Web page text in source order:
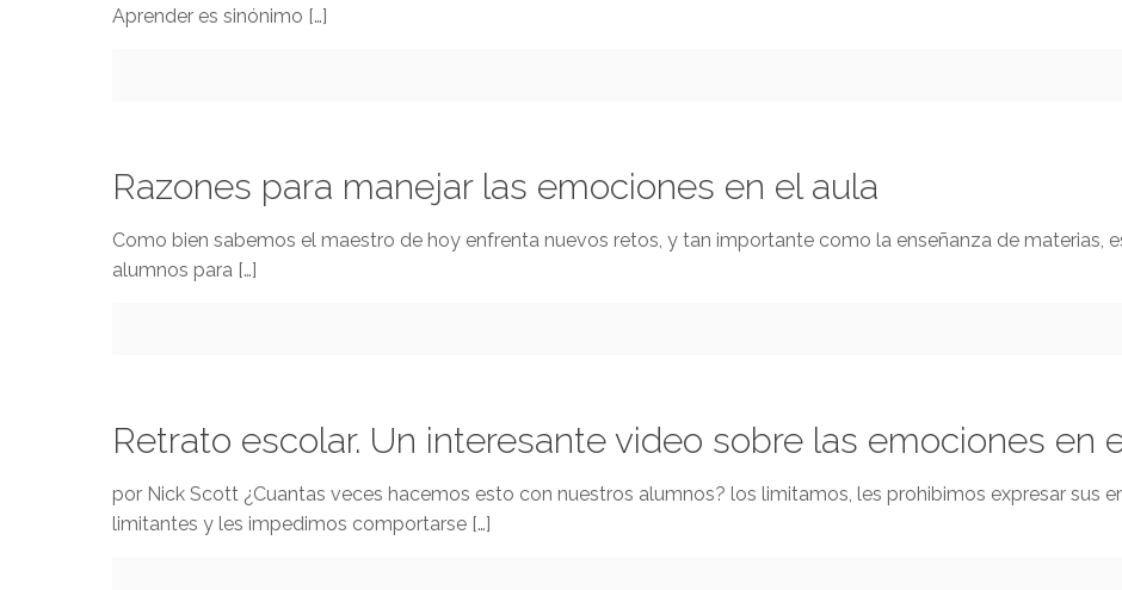
Aprender es sinónimo […]
Razones para manejar las emociones en el aula
Como bien sabemos el maestro de hoy enfrenta nuevos retos, y tan importante como la enseñanza de materias,
alumnos para […]
Retrato escolar. Un interesante video sobre las emociones en
por Nick Scott ¿Cuantas veces hacemos esto con nuestros alumnos? los limitamos, les prohibimos expresar sus
limitantes y les impedimos comportarse […]